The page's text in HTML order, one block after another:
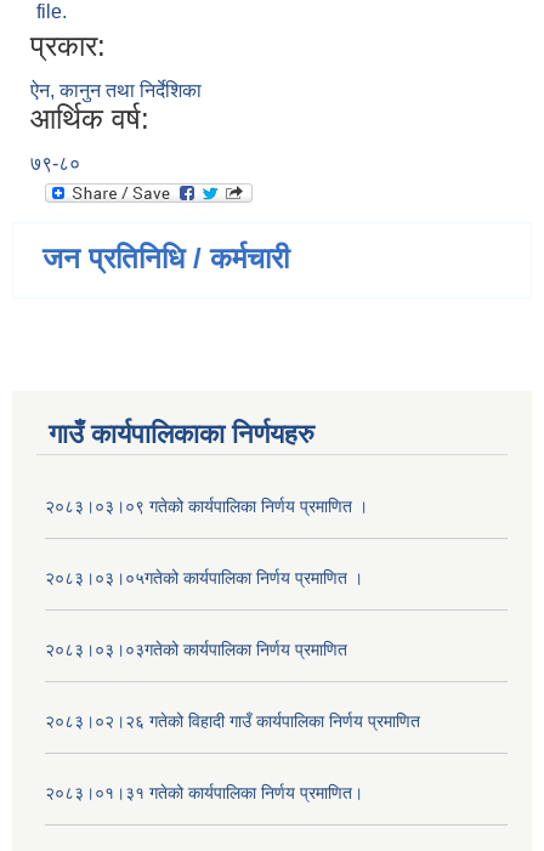
file.
प्रकार:
ऐन, कानुन तथा निर्देशिका
आर्थिक वर्ष:
७९-८०
जन प्रतिनिधि / कर्मचारी
गाउँ कार्यपालिकाका निर्णयहरु
२०८३।०३।०९ गतेको कार्यपालिका निर्णय प्रमाणित ।
२०८३।०३।०५गतेको कार्यपालिका निर्णय प्रमाणित ।
२०८३।०३।०३गतेको कार्यपालिका निर्णय प्रमाणित
२०८३।०२।२६ गतेको विहादी गाउँ कार्यपालिका निर्णय प्रमाणित
२०८३।०१।३१ गतेको कार्यपालिका निर्णय प्रमाणित।